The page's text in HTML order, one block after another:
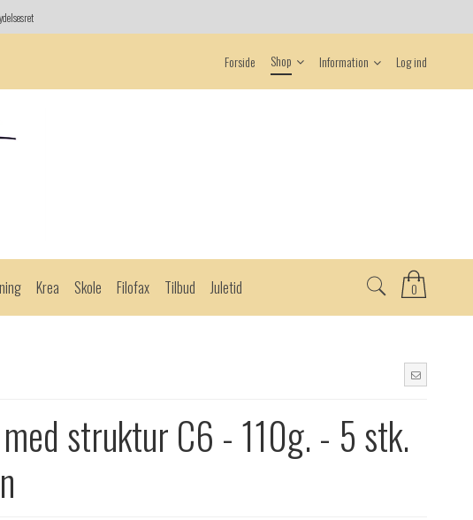
Forside Shop Information Log ind
0
Krea Skole Filofax Tilbud Juletid
struktur C6 - 110g. - 5 stk.